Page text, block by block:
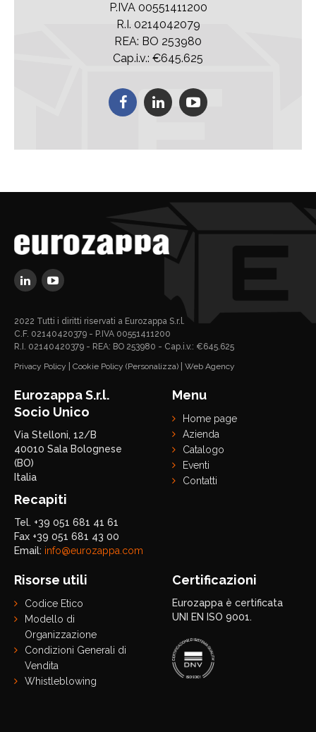
P.IVA 00551411200
R.I. 0214042079
REA: BO 253980
Cap.i.v.: €645.625
2022 Tutti i diritti riservati a Eurozappa S.r.l.
C.F. 02140420379 - P.IVA 00551411200
R.I. 02140420379 - REA: BO 253980 - Cap.i.v.: €645.625
Privacy Policy
Cookie Policy (Personalizza) Web Agency
Eurozappa S.r.l.
Socio Unico
Via Stelloni, 12/B
40010 Sala Bolognese
(BO)
Italia
Recapiti
Tel. +39 051 681 41 61
Fax +39 051 681 43 00
Email: info@eurozappa.com
Menu
Home page
Azienda
Catalogo
Eventi
Contatti
Risorse utili
Codice Etico
Modello di
Organizzazione
Condizioni Generali di
Vendita
Whistleblowing
Certificazioni
Eurozappa è certificata
UNI EN ISO 9001.